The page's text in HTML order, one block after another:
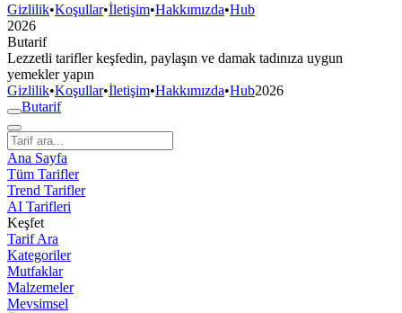
Gizlilik•Koşullar•İletişim•Hakkımızda•Hub
2026
Butarif
Lezzetli tarifler keşfedin, paylaşın ve damak tadınıza uygun
yemekler yapın
Gizlilik•Koşullar•İletişim•Hakkımızda•Hub2026
Butarif
Ana Sayfa
Tüm Tarifler
Trend Tarifler
AI Tarifleri
Keşfet
Tarif Ara
Kategoriler
Mutfaklar
Malzemeler
Mevsimsel